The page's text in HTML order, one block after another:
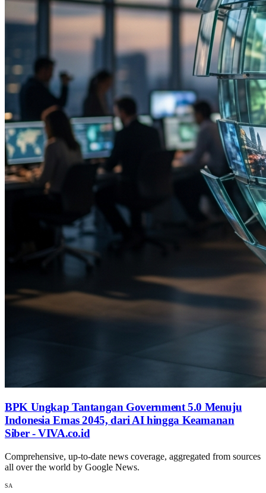
BPK Ungkap Tantangan Government 5.0 Menuju
Indonesia Emas 2045, dari AI hingga Keamanan
Siber - VIVA.co.id
Comprehensive, up-to-date news coverage, aggregated from sources
all over the world by Google News.
SA